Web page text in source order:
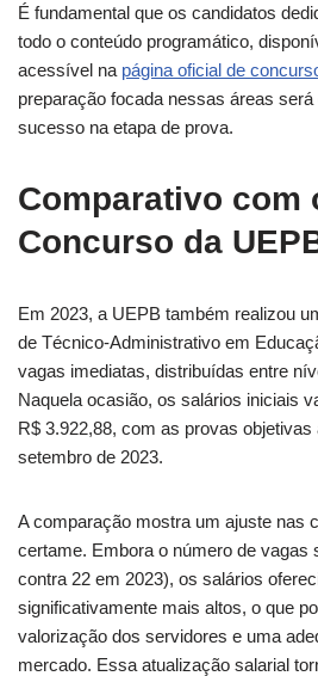
É fundamental que os candidatos
todo o conteúdo programático,
acessível na página oficial de
preparação focada nessas áreas
sucesso na etapa de prova.
Comparativo com
Concurso da
Em 2023, a UEPB também realizou
de Técnico-Administrativo em
vagas imediatas, distribuídas entre
Naquela ocasião, os salários iniciais
R$ 3.922,88, com as provas
setembro de 2023.
A comparação mostra um ajuste nas
certame. Embora o número de vagas
contra 22 em 2023), os salários
significativamente mais altos, o que
valorização dos servidores e uma
mercado. Essa atualização salarial